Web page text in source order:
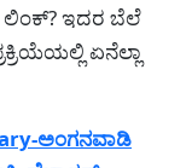
ಲಿಂಕ್? ಇದರ ಬೆಲೆ
ಏನೆಲ್ಲಾ
ಅಂಗನವಾಡಿ